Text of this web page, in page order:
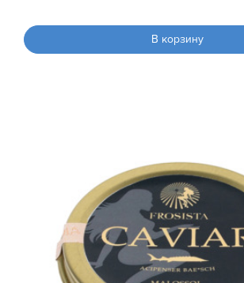
В корзину